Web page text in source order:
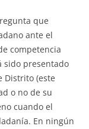
que
ante el
competencia
sido presentado
Distrito (este
o no de su
cuando el
En ningún